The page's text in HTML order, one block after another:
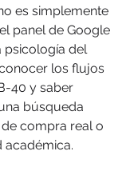
es simplemente
panel de Google
psicología del
los flujos
40 y saber
búsqueda
compra real o
académica.